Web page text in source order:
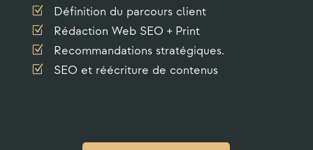
Z Définition du parcours client
Z Rédaction Web SEO + Print
Z Recommandations stratégiques.
Z SEO et réécriture de contenus